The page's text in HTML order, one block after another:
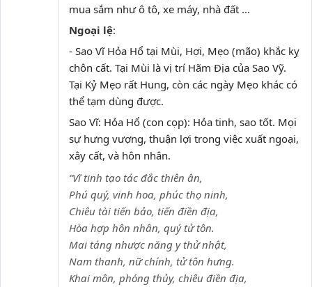
mua sắm như ô tô, xe máy, nhà đất ...
Ngoại lệ:
- Sao Vĩ Hỏa Hổ tại Mùi, Hợi, Mẹo (mão) khắc kỵ
chôn cất. Tại Mùi là vị trí Hãm Địa của Sao Vỹ.
Tại Kỷ Mẹo rất Hung, còn các ngày Mẹo khác có
thể tạm dùng được.
Sao Vĩ: Hỏa Hổ (con cọp): Hỏa tinh, sao tốt. Mọi
sự hưng vượng, thuận lợi trong việc xuất ngoại,
xây cất, và hôn nhân.
“Vĩ tinh tạo tác đắc thiên ân,
Phú quý, vinh hoa, phúc thọ ninh,
Chiêu tài tiến bảo, tiến điền địa,
Hòa hợp hôn nhân, quý tử tôn.
Mai táng nhược năng y thử nhật,
Nam thanh, nữ chính, tử tôn hưng.
Khai môn, phóng thủy, chiêu điền địa,